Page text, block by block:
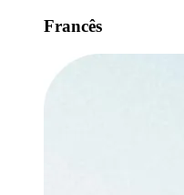
Francês